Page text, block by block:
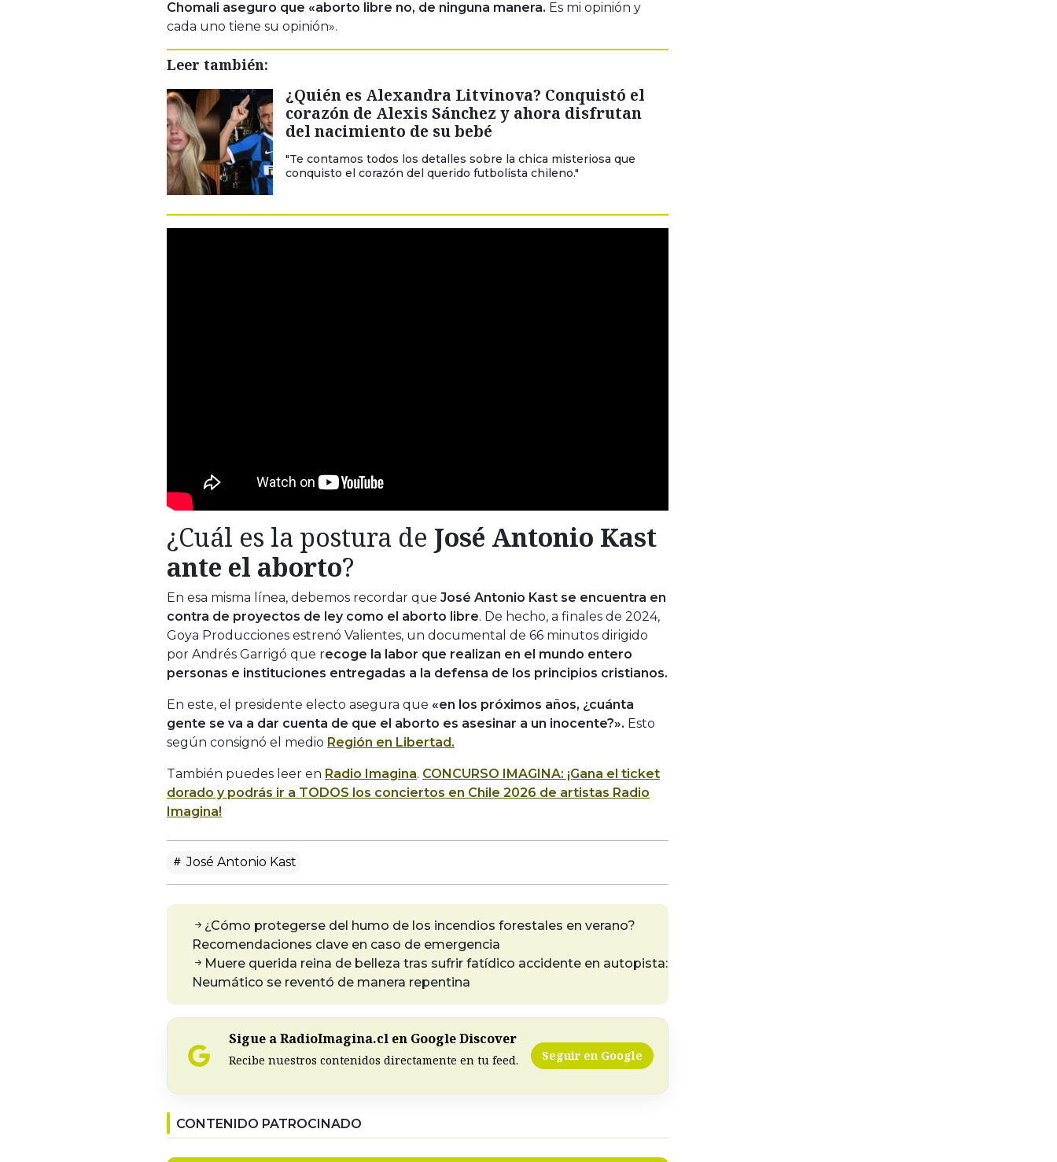
Chomali aseguro que «aborto libre no, de ninguna manera. Es mi opinión y
cada uno tiene su opinión».
Leer también:
¿Quién es Alexandra Litvinova? Conquistó el
corazón de Alexis Sánchez y ahora disfrutan
del nacimiento de su bebé
"Te contamos todos los detalles sobre la chica misteriosa que
conquisto el corazón del querido futbolista chileno."
¿Cuál es la postura de José Antonio Kast
ante el aborto?
En esa misma línea, debemos recordar que José Antonio Kast se encuentra en
contra de proyectos de ley como el aborto libre. De hecho, a finales de 2024,
Goya Producciones estrenó Valientes, un documental de 66 minutos dirigido
por Andrés Garrigó que recoge la labor que realizan en el mundo entero
personas e instituciones entregadas a la defensa de los principios cristianos.
En este, el presidente electo asegura que «en los próximos años, ¿cuánta
gente se va a dar cuenta de que el aborto es asesinar a un inocente?». Esto
según consignó el medio Región en Libertad.
También puedes leer en Radio Imagina. CONCURSO IMAGINA: ¡Gana el ticket
dorado y podrás ir a TODOS los conciertos en Chile 2026 de artistas Radio
Imagina!
José Antonio Kast
¿Cómo protegerse del humo de los incendios forestales en verano?
Recomendaciones clave en caso de emergencia
Muere querida reina de belleza tras sufrir fatídico accidente en autopista:
Neumático se reventó de manera repentina
Sigue a RadioImagina.cl en Google Discover
Recibe nuestros contenidos directamente en tu feed. Seguir en Google
CONTENIDO PATROCINADO